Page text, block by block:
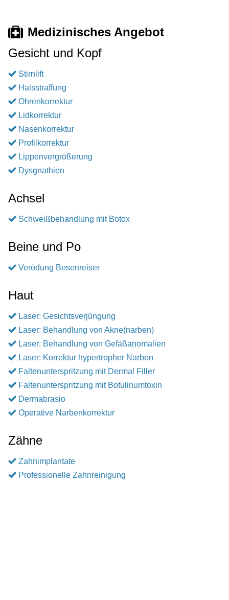
Medizinisches Angebot
Gesicht und Kopf
Stirnlift
Halsstraffung
Ohrenkorrektur
Lidkorrektur
Nasenkorrektur
Profilkorrektur
Lippenvergrößerung
Dysgnathien
Achsel
Schweißbehandlung mit Botox
Beine und Po
Verödung Besenreiser
Haut
Laser: Gesichtsverjüngung
Laser: Behandlung von Akne(narben)
Laser: Behandlung von Gefäßanomalien
Laser: Korrektur hypertropher Narben
Faltenunterspritzung mit Dermal Filler
Faltenunterspritzung mit Botulinumtoxin
Dermabrasio
Operative Narbenkorrektur
Zähne
Zahnimplantate
Professionelle Zahnreinigung